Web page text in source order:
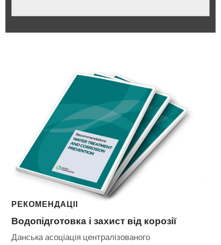
РЕКОМЕНДАЦІЇ
Водопідготовка і захист від корозії
Данська асоціація централізованого